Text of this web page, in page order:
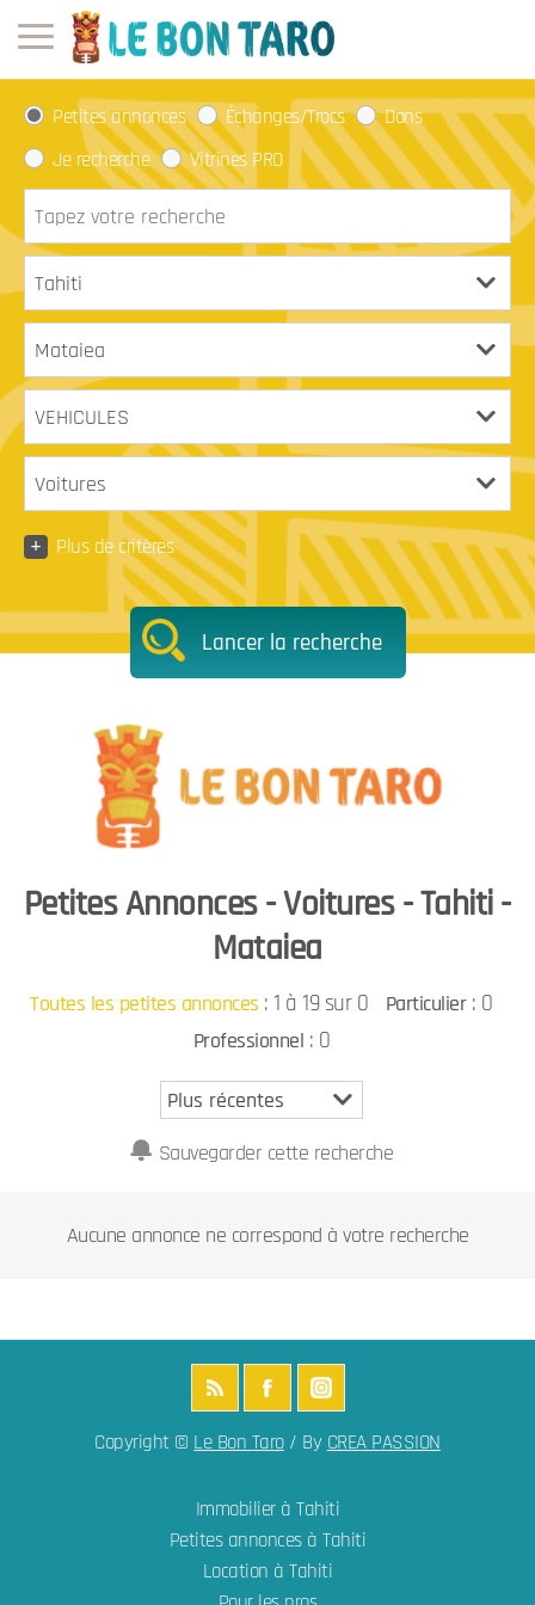
Petites annonces Échanges/Trocs
Dons
Je recherche
Vitrines PRO
+ Plus de critères
Lancer la recherche
Petites Annonces - Voitures - Tahiti -
Mataiea
Toutes les petites annonces :1 à 19 sur 0 Particulier: 0
Professionnel : 0
Sauvegarder cette recherche
Aucune annonce ne correspond à votre recherche
Copyright ©Le Bon Taro/ ByCREA PASSION
Immobilier à Tahiti
Petites annonces à Tahiti
Location à Tahiti